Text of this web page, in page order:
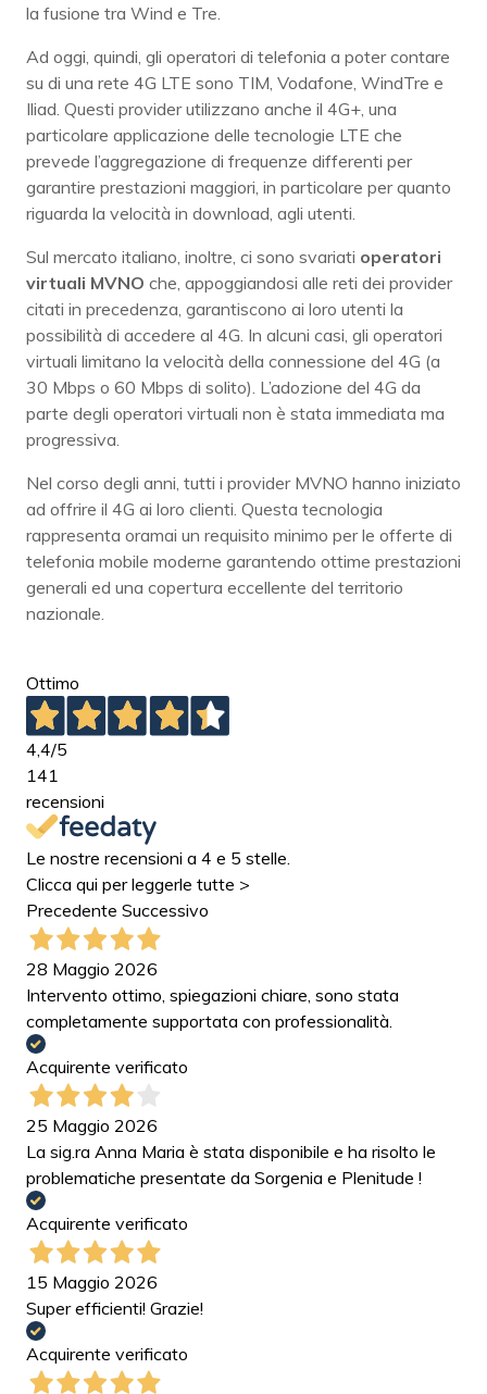
la fusione tra Wind e Tre.
Ad oggi, quindi, gli operatori di telefonia a poter contare
su di una rete 4G LTE sono TIM, Vodafone, WindTre e
Iliad. Questi provider utilizzano anche il 4G+, una
particolare applicazione delle tecnologie LTE che
prevede l’aggregazione di frequenze differenti per
garantire prestazioni maggiori, in particolare per quanto
riguarda la velocità in download, agli utenti.
Sul mercato italiano, inoltre, ci sono svariati operatori
virtuali MVNO che, appoggiandosi alle reti dei provider
citati in precedenza, garantiscono ai loro utenti la
possibilità di accedere al 4G. In alcuni casi, gli operatori
virtuali limitano la velocità della connessione del 4G (a
30 Mbps o 60 Mbps di solito). L’adozione del 4G da
parte degli operatori virtuali non è stata immediata ma
progressiva.
Nel corso degli anni, tutti i provider MVNO hanno iniziato
ad offrire il 4G ai loro clienti. Questa tecnologia
rappresenta oramai un requisito minimo per le offerte di
telefonia mobile moderne garantendo ottime prestazioni
generali ed una copertura eccellente del territorio
nazionale.
Ottimo
4,4/5
141
recensioni
Le nostre recensioni a 4 e 5 stelle.
Clicca qui per leggerle tutte >
Precedente Successivo
28 Maggio 2026
Intervento ottimo, spiegazioni chiare, sono stata
completamente supportata con professionalità.
Acquirente verificato
25 Maggio 2026
La sig.ra Anna Maria è stata disponibile e ha risolto le
problematiche presentate da Sorgenia e Plenitude !
Acquirente verificato
15 Maggio 2026
Super efficienti! Grazie!
Acquirente verificato